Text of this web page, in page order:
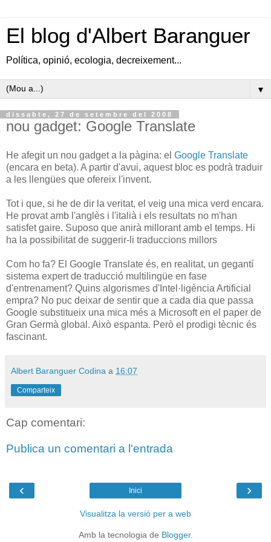
El blog d'Albert Baranguer
Política, opinió, ecologia, decreixement...
▼
dissabte, 27 de setembre del 2008
nou gadget: Google Translate
He afegit un nou gadget a la pàgina: el Google Translate
(encara en beta). A partir d'avui, aquest bloc es podrà traduir
a les llengües que ofereix l'invent.
Tot i que, si he de dir la veritat, el veig una mica verd encara.
He provat amb l'anglès i l'italià i els resultats no m'han
satisfet gaire. Suposo que anirà millorant amb el temps. Hi
ha la possibilitat de suggerir-li traduccions millors
Com ho fa? El Google Translate és, en realitat, un gegantí
sistema expert de traducció multilingüe en fase
d'entrenament? Quins algorismes d'Intel·ligència Artificial
empra? No puc deixar de sentir que a cada dia que passa
Google substitueix una mica més a Microsoft en el paper de
Gran Germà global. Això espanta. Però el prodigi tècnic és
fascinant.
Albert Baranguer Codina a 16:07
Comparteix
Cap comentari:
Publica un comentari a l'entrada
‹ ›
Inici
Visualitza la versió per a web
Amb la tecnologia de Blogger.